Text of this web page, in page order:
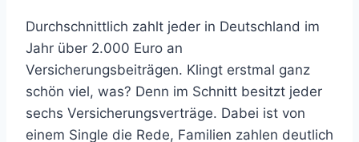
Durchschnittlich zahlt jeder in Deutschland im
Jahr über 2.000 Euro an
Versicherungsbeiträgen. Klingt erstmal ganz
schön viel, was? Denn im Schnitt besitzt jeder
sechs Versicherungsverträge. Dabei ist von
einem Single die Rede, Familien zahlen deutlich